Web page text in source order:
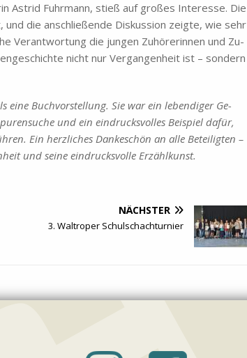
Astrid Fuhr­mann, stieß auf gro­ßes In­ter­es­se. Die
die an­schlie­ßen­de Dis­kus­si­on zeig­te, wie sehr
Ver­ant­wor­tung die jun­gen Zu­hö­re­rin­nen und Zu­
nicht nur Ver­gan­gen­heit ist – son­dern
eine Buch­vor­stel­lung. Sie war ein le­ben­di­ger Ge­
und ein ein­drucks­vol­les Bei­spiel da­für,
Ein herz­li­ches Dan­ke­schön an alle Be­tei­lig­ten –
und sei­ne ein­drucks­vol­le Er­zähl­kunst.
NÄCHSTER
3. Waltroper Schulschachturnier